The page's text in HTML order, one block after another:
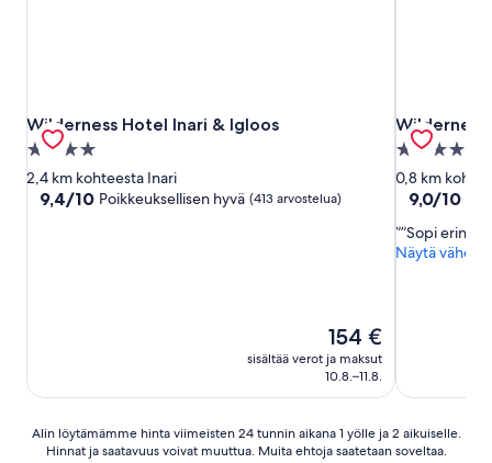
Wilderness Hotel Inari & Igloos
Wilderness Hotel Inari & Igloos
4.0
tähden
majoituspaikka
2,4 km kohteesta Inari
9.4
9,4/10 Poikkeuksellisen hyvä (413 arvostelua)
Hinta
on
154 €
154 €
sisältää verot ja maksut
10.8.–11.8.
Wilderness
4.0
tähden
0,8 km
9.0
10,
Upea,
9,0/10
”Sopi
Näytä
Alin
löytämämme
Alin löytämämme hinta viimeisten 24 tunnin aikana 1 yölle ja 2 aikuiselle.
Hinnat ja saatavuus voivat muuttua. Muita ehtoja saatetaan soveltaa.